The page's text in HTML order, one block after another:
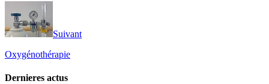
Suivant
Oxygénothérapie
Dernieres actus